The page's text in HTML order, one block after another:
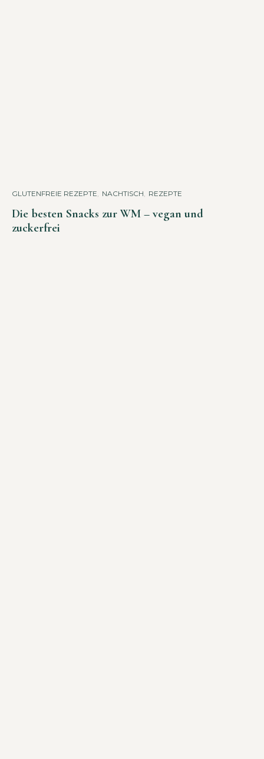
GLUTENFREIE REZEPTE NACHTISCH REZEPTE
Die besten Snacks zur WM – vegan und
zuckerfrei